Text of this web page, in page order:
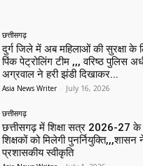
छत्तीसगढ़
दुर्ग जिले में अब महिलाओं की सुरक्षा के
पिंक पेट्रोलिंग टीम ,,, वरिष्ठ पुलिस
अग्रवाल ने हरी झंडी दिखाकर...
Asia News Writer - July 16, 2026
छत्तीसगढ़
छत्तीसगढ़ में शिक्षा सत्र 2026-27
शिक्षकों को मिलेगी पुनर्नियुक्ति,,,शासन
प्रशासकीय स्वीकृति